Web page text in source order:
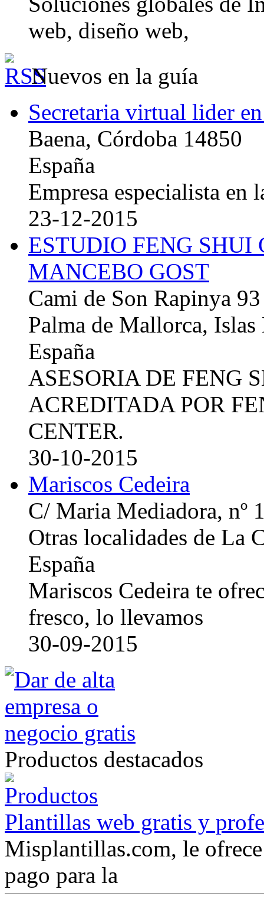
web, diseño web,
Nuevos en la guía
Secretaria virtual lider
Baena, Córdoba 14850
España
Empresa especialista en
23-12-2015
ESTUDIO FENG
MANCEBO GOST
Cami de Son Rapinya 93
Palma de Mallorca, Islas
España
ASESORIA DE FENG
ACREDITADA POR
CENTER.
30-10-2015
Mariscos Cedeira
C/ Maria Mediadora, nº
Otras localidades de La
España
Mariscos Cedeira te
fresco, lo llevamos
30-09-2015
Productos destacados
Plantillas web gratis y
Misplantillas.com, le
pago para la